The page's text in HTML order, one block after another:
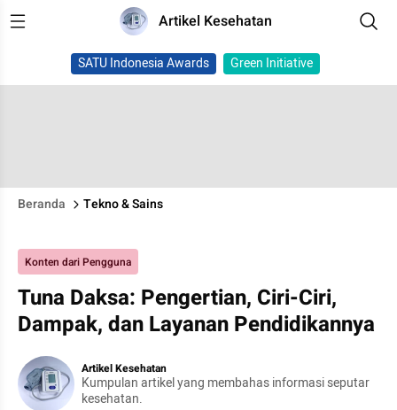
Artikel Kesehatan
SATU Indonesia Awards Green Initiative
Beranda Tekno & Sains
Konten dari Pengguna
Tuna Daksa: Pengertian, Ciri-Ciri,
Dampak, dan Layanan Pendidikannya
Artikel Kesehatan
Kumpulan artikel yang membahas informasi seputar
kesehatan.